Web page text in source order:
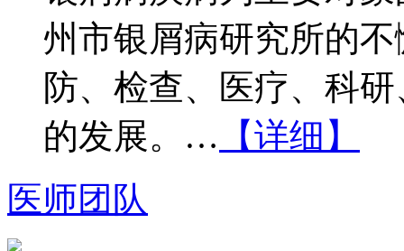
州市银屑病研究所的
防、检查、医疗、科
的发展。… 【详细】
医师团队